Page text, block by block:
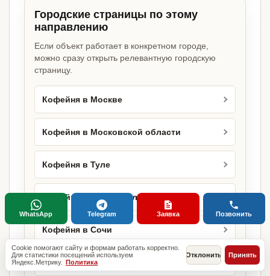
Городские страницы по этому
направлению
Если объект работает в конкретном городе,
можно сразу открыть релевантную городскую
страницу.
Кофейня в Москве
Кофейня в Московской области
Кофейня в Туле
Кофейня в Ставрополе
Кофейня в Сочи
Кофейня в Белгороде
Cookie помогают сайту и формам работать корректно.
Для статистики посещений используем
Яндекс.Метрику. Политика
Отклонить Принять
WhatsApp Telegram Заявка Позвонить